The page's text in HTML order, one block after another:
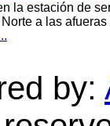
la estación de
a las afueras
by: